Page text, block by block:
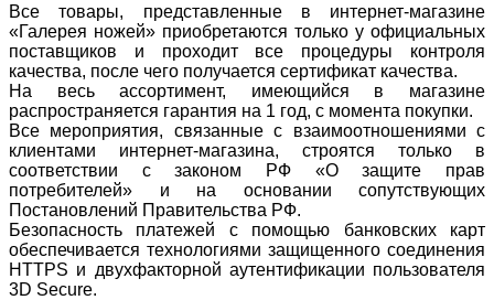
Все товары, представленные в интернет-магазине
«Галерея ножей» приобретаются только у официальных
поставщиков и проходит все процедуры контроля
качества, после чего получается сертификат качества.
На весь ассортимент, имеющийся в магазине
распространяется гарантия на 1 год, с момента покупки.
Все мероприятия, связанные с взаимоотношениями с
клиентами интернет-магазина, строятся только в
соответствии с законом РФ «О защите прав
потребителей» и на основании сопутствующих
Постановлений Правительства РФ.
Безопасность платежей с помощью банковских карт
обеспечивается технологиями защищенного соединения
HTTPS и двухфакторной аутентификации пользователя
3D Secure.